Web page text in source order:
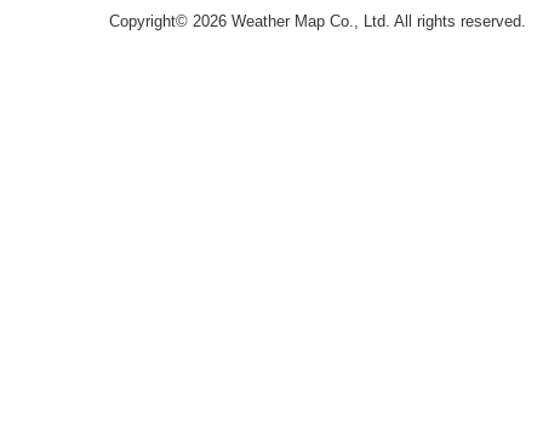
Copyright© 2026 Weather Map Co., Ltd. All rights reserved.